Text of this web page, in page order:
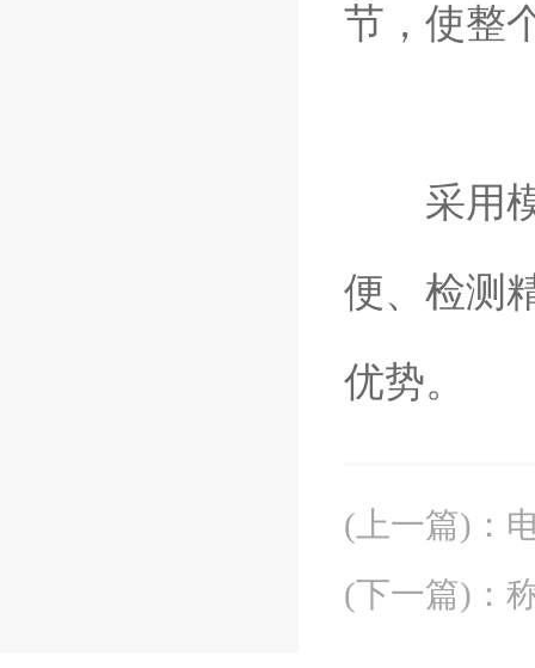
节，使整
采用模
便、检测
优势。
(上一篇) ：
(下一篇) ：